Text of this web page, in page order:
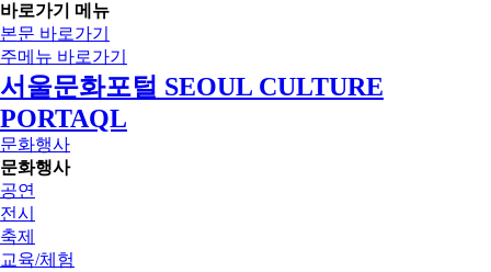
바로가기 메뉴
본문 바로가기
주메뉴 바로가기
서울문화포털 SEOUL CULTURE
PORTAQL
문화행사
문화행사
공연
전시
축제
교육/체험